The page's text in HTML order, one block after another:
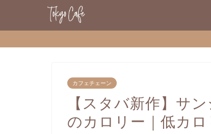
カフェチェーン
【スタバ新作】サ
のカロリー｜低カ